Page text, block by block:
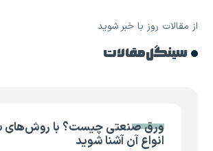
از مقالات روز با خبر شوید
سینگل مقالات
ورق صنعتی چیست؟ با روش‌های
انواع آن آشنا شوید